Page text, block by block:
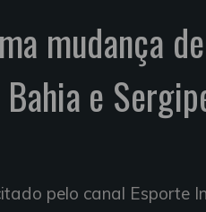
mudança
e
pelo canal Esporte